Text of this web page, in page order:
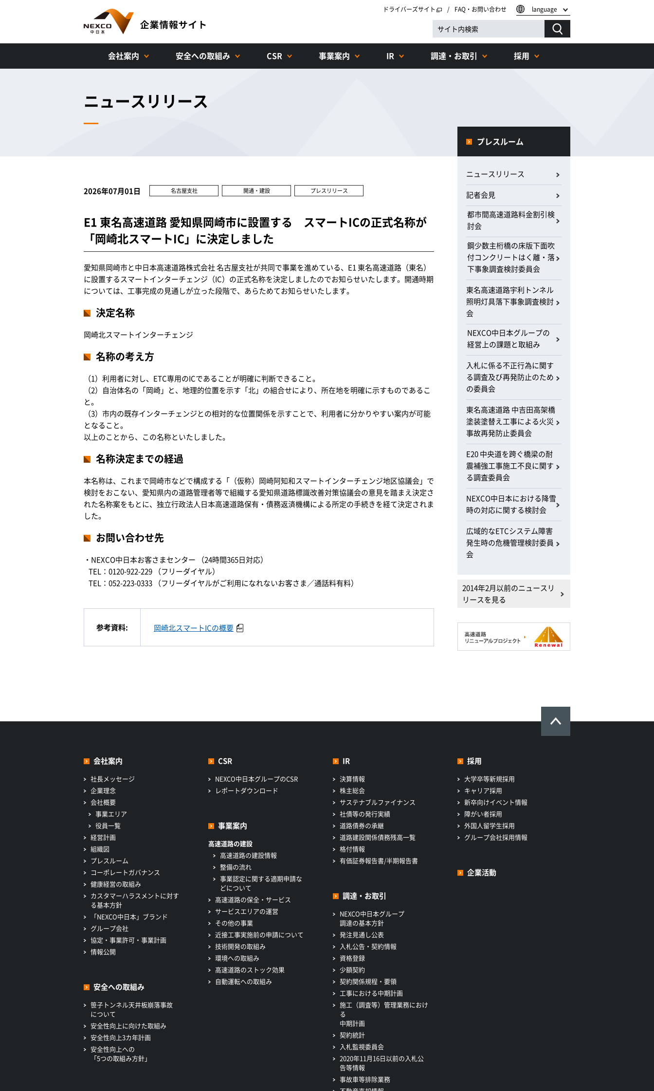
ドライバーズサイト FAQ・お問い合わせ language
会社案内 安全への取組み CSR 事業案内 IR 調達・お取引 採用
ニュースリリース
2026年07月01日 名古屋支社 開通・建設 プレスリリース
E1 東名高速道路 愛知県岡崎市に設置する スマートICの正式名称が
「岡崎北スマートIC」に決定しました
愛知県岡崎市と中日本高速道路株式会社 名古屋支社が共同で事業を進めている、E1 東名高速道路（東名）
に設置するスマートインターチェンジ（IC）の正式名称を決定しましたのでお知らせいたします。開通時期
については、工事完成の見通しが立った段階で、あらためてお知らせいたします。
決定名称
岡崎北スマートインターチェンジ
名称の考え方
（1）利用者に対し、ETC専用のICであることが明確に判断できること。
（2）自治体名の「岡崎」と、地理的位置を示す「北」の組合せにより、所在地を明確に示すものであるこ
と。
（3）市内の既存インターチェンジとの相対的な位置関係を示すことで、利用者に分かりやすい案内が可能
となること。
以上のことから、この名称といたしました。
名称決定までの経過
本名称は、これまで岡崎市などで構成する「（仮称）岡崎阿知和スマートインターチェンジ地区協議会」で
検討をおこない、愛知県内の道路管理者等で組織する愛知県道路標識改善対策協議会の意見を踏まえ決定さ
れた名称案をもとに、独立行政法人日本高速道路保有・債務返済機構による所定の手続きを経て決定されま
した。
お問い合わせ先
・NEXCO中日本お客さまセンター （24時間365日対応）
TEL：0120-922-229 （フリーダイヤル）
TEL：052-223-0333 （フリーダイヤルがご利用になれないお客さま／通話料有料）
参考資料: 岡崎北スマートICの概要
プレスルーム
ニュースリリース
記者会見
都市間高速道路料金割引検
討会
鋼少数主桁橋の床版下面吹
付コンクリートはく離・落
下事象調査検討委員会
東名高速道路宇利トンネル
照明灯具落下事象調査検討
会
NEXCO中日本グループの
経営上の課題と取組み
入札に係る不正行為に関す
る調査及び再発防止のため
の委員会
東名高速道路 中吉田高架橋
塗装塗替え工事による火災
事故再発防止委員会
E20 中央道を跨ぐ橋梁の耐
震補強工事施工不良に関す
る調査委員会
NEXCO中日本における降雪
時の対応に関する検討会
広域的なETCシステム障害
発生時の危機管理検討委員
会
2014年2月以前のニュースリ
リースを見る
会社案内
社長メッセージ
企業理念
会社概要
事業エリア
役員一覧
経営計画
組織図
プレスルーム
コーポレートガバナンス
健康経営の取組み
カスタマーハラスメントに対す
る基本方針
「NEXCO中日本」ブランド
グループ会社
協定・事業許可・事業計画
情報公開
安全への取組み
笹子トンネル天井板崩落事故
について
安全性向上に向けた取組み
安全性向上3カ年計画
安全性向上への
「5つの取組み方針」
CSR
NEXCO中日本グループのCSR
レポートダウンロード
事業案内
高速道路の建設
高速道路の建設情報
整備の流れ
事業認定に関する適期申請な
どについて
高速道路の保全・サービス
サービスエリアの運営
その他の事業
近接工事実施前の申請について
技術開発の取組み
環境への取組み
高速道路のストック効果
自動運転への取組み
IR
決算情報
株主総会
サステナブルファイナンス
社債等の発行実績
道路債券の承継
道路建設関係債務残高一覧
格付情報
有価証券報告書/半期報告書
調達・お取引
NEXCO中日本グループ
調達の基本方針
発注見通し公表
入札公告・契約情報
資格登録
少額契約
契約関係規程・要領
工事における中期計画
施工（調査等）管理業務におけ
る
中期計画
契約統計
入札監視委員会
2020年11月16日以前の入札公
告等情報
事故車等排除業務
採用
大学卒等新規採用
キャリア採用
新卒向けイベント情報
障がい者採用
外国人留学生採用
グループ会社採用情報
企業活動